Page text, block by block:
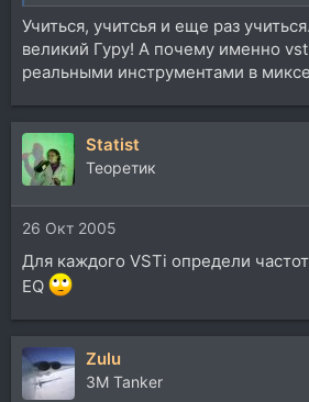
Учиться, учитсья и еще раз
великий Гуру! А почему именно
реальными инструментами в
Statist
Теоретик
26 Окт 2005
Для каждого VSTi определи
EQ
Zulu
3М Tanker